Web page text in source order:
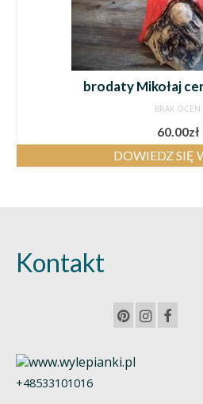
brodaty Mikołaj
BRAK OCEN
60.00zł
DOWIEDZ SIĘ
Kontakt
+48533101016